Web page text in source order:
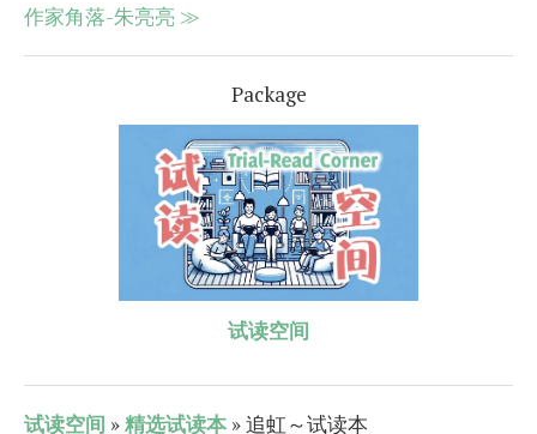
作家角落-朱亮亮 ≫
Package
试读空间
试读空间 »精选试读本 » 追虹～试读本